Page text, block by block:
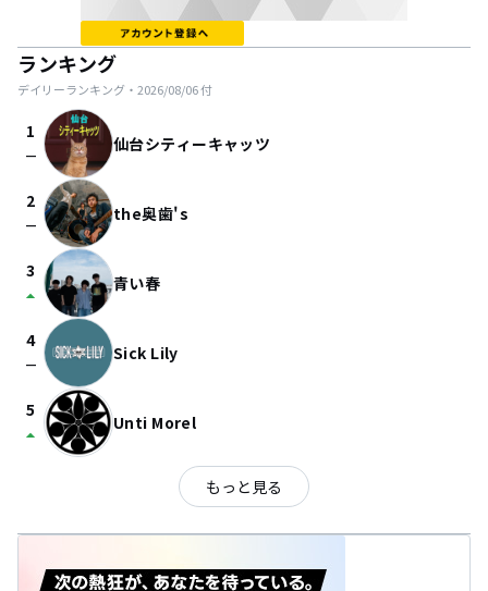
ランキング
デイリーランキング・ 2026/08/06付
1
check_indeterminate_small 仙台シティーキャッツ
2
check_indeterminate_small the奥歯's
3
arrow_drop_up 青い春
4
check_indeterminate_small Sick Lily
5
arrow_drop_up Unti Morel
もっと見る